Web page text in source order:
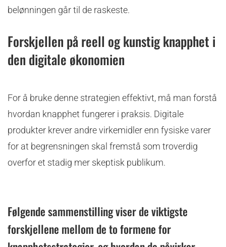
belønningen går til de raskeste.
Forskjellen på reell og kunstig knapphet i
den digitale økonomien
For å bruke denne strategien effektivt, må man forstå
hvordan knapphet fungerer i praksis. Digitale
produkter krever andre virkemidler enn fysiske varer
for at begrensningen skal fremstå som troverdig
overfor et stadig mer skeptisk publikum.
Følgende sammenstilling viser de viktigste
forskjellene mellom de to formene for